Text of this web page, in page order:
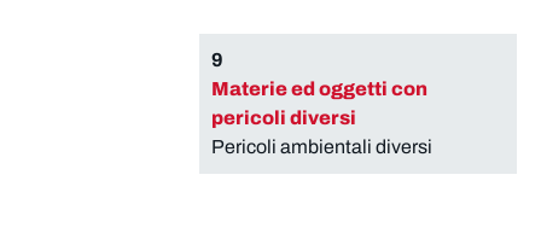
9
Materie ed oggetti con
pericoli diversi
Pericoli ambientali diversi